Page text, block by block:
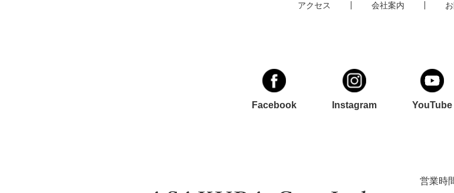
アクセス
会社案内
Facebook Instagram YouTube
営業時